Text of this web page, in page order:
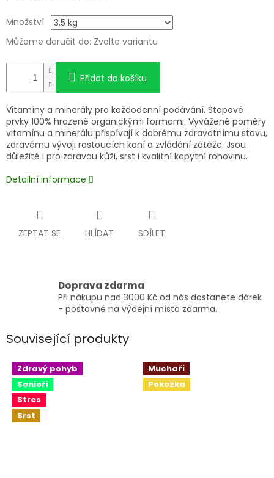
Množství
Můžeme doručit do: Zvolte variantu
Přidat do košíku
Vitamíny a minerály pro každodenní podávání. Stopové
prvky 100% hrazené organickými formami. Vyvážené poměry
vitamínu a minerálu přispívají k dobrému zdravotnímu stavu,
zdravému vývoji rostoucích koní a zvládání zátěže. Jsou
důležité i pro zdravou kůži, srst i kvalitní kopytní rohovinu.
Detailní informace
ZEPTAT SE HLÍDAT SDÍLET
Doprava zdarma
Při nákupu nad 3000 Kč od nás dostanete dárek
- poštovné na výdejní místo zdarma.
Související produkty
Zdravý pohyb
Senioři
Stres
Srst
Muchaři
Pokožka